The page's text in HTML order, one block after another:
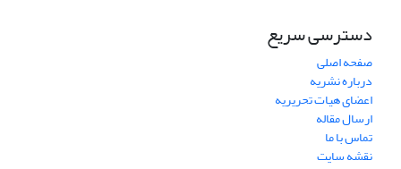
دسترسی سریع
صفحه اصلی
درباره نشریه
اعضای هیات تحریریه
ارسال مقاله
تماس با ما
نقشه سایت